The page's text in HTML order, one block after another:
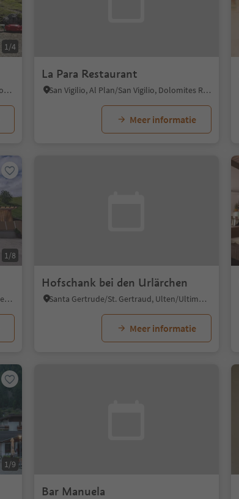
1/4
Obereggen/Obereggen, Deutschnofen/Nova Ponente, Dolomites Region Eggental
La Para Restaurant
San Vigilio, Al Plan/San Vigilio, Dolomites Region Kronplatz/Plan de Corones
Meer informatie
1/8
Sesto/Sexten, Sexten/Sesto, Dolomites Region 3 Zinnen
Hofschank bei den Urlärchen
Santa Gertrude/St. Gertraud, Ulten/Ultimo, Meran/Merano and environs
Meer informatie
1/9
Bar Manuela